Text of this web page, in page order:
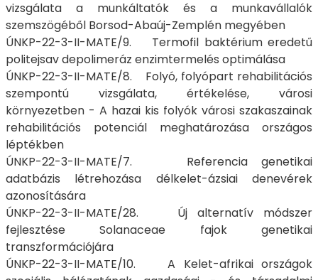
vizsgálata a munkáltatók és a munkavállalók
szemszögéből Borsod-Abaúj-Zemplén megyében
ÚNKP-22-3-II-MATE/9. Termofil baktérium eredetű
politejsav depolimeráz enzimtermelés optimálása
ÚNKP-22-3-II-MATE/8. Folyó, folyópart rehabilitációs
szempontú vizsgálata, értékelése, városi
környezetben - A hazai kis folyók városi szakaszainak
rehabilitációs potenciál meghatározása országos
léptékben
ÚNKP-22-3-II-MATE/7. Referencia genetikai
adatbázis létrehozása délkelet-ázsiai denevérek
azonosítására
ÚNKP-22-3-II-MATE/28. Új alternatív módszer
fejlesztése Solanaceae fajok genetikai
transzformációjára
ÚNKP-22-3-II-MATE/10. A Kelet-afrikai országok